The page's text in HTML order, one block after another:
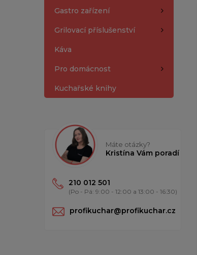
Gastro zařízení
Grilovací příslušenství
Káva
Pro domácnost
Kuchařské knihy
Máte otázky?
Kristína Vám poradí
210 012 501
(Po - Pá: 9:00 - 12:00 a 13:00 - 16:30)
profikuchar@profikuchar.cz